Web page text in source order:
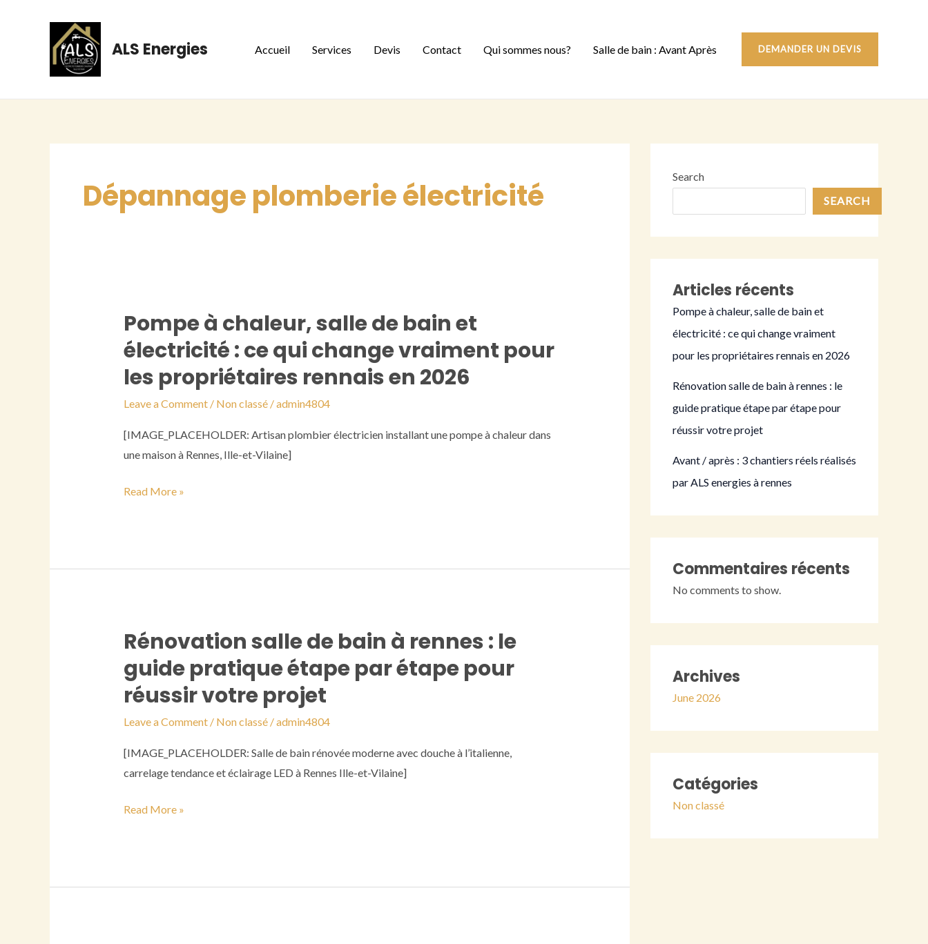
ALS Energies Accueil Services Devis Contact Qui sommes nous? Salle de bain : Avant Après DEMANDER UN DEVIS
Dépannage plomberie électricité
Pompe à chaleur, salle de bain et
électricité : ce qui change vraiment pour
les propriétaires rennais en 2026
Leave a Comment / Non classé/admin4804
[IMAGE_PLACEHOLDER: Artisan plombier électricien installant une pompe à chaleur dans
une maison à Rennes, Ille-et-Vilaine]
Pompe
à
chaleur,
salle
de
et
électricité
ce
rennais
2026
Read More »
Rénovation salle de bain à rennes : le
guide pratique étape par étape pour
réussir votre projet
Leave a Comment / Non classé/admin4804
[IMAGE_PLACEHOLDER: Salle de bain rénovée moderne avec douche à l’italienne,
carrelage tendance et éclairage LED à Rennes Ille-et-Vilaine]
Rénovation
de
bain
à
:
le
pratique
Read More »
Search
SEARCH
Articles récents
Pompe à chaleur, salle de bain et
électricité : ce qui change vraiment
pour les propriétaires rennais en 2026
Rénovation salle de bain à rennes : le
guide pratique étape par étape pour
réussir votre projet
Avant / après : 3 chantiers réels réalisés
par ALS energies à rennes
Commentaires récents
No comments to show.
Archives
June 2026
Catégories
Non classé